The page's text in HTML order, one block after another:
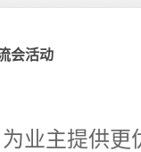
会活动
业主提供更